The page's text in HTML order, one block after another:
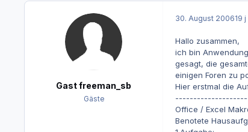
Gast freeman_sb
Gäste
30. August 200619 j
Hallo zusammen,
ich bin
gesagt, die
einigen Foren zu
Hier erstmal die
Office / Excel
Benotete